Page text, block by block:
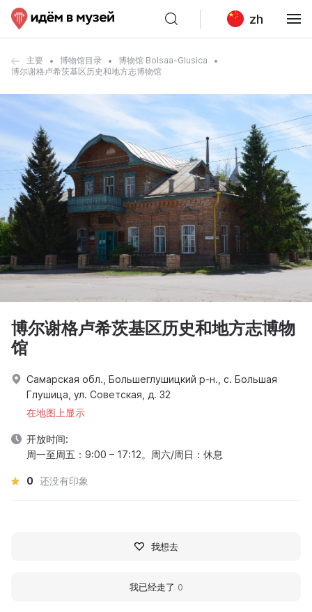
zh
主要 博物馆目录
博物馆 Bolsaa-Glusica
博尔谢格卢希茨基区历史和地方志博物馆
博尔谢格卢希茨基区历史和地方志博物
馆
Самарская обл., Большеглушицкий р-н., с. Большая
Глушица, ул. Советская, д. 32
在地图上显示
开放时间:
周一至周五：9:00 – 17:12。周六/周日：休息
0 还没有印象
我想去
我已经走了 0